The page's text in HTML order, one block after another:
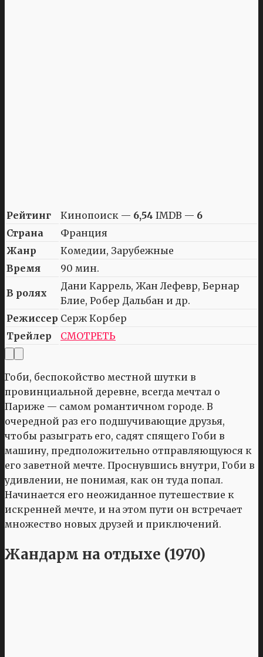
Рейтинг Кинопоиск — 6,54 IMDB — 6
Страна
Франция
Жанр
Комедии, Зарубежные
Время
90 мин.
В ролях
Дани Каррель, Жан Лефевр, Бернар
Блие, Робер Дальбан и др.
Режиссер Серж Корбер
Трейлер
СМОТРЕТЬ
Гоби, беспокойство местной шутки в
провинциальной деревне, всегда мечтал о
Париже — самом романтичном городе. В
очередной раз его подшучивающие друзья,
чтобы разыграть его, садят спящего Гоби в
машину, предположительно отправляющуюся к
его заветной мечте. Проснувшись внутри, Гоби в
удивлении, не понимая, как он туда попал.
Начинается его неожиданное путешествие к
искренней мечте, и на этом пути он встречает
множество новых друзей и приключений.
Жандарм на отдыхе (1970)